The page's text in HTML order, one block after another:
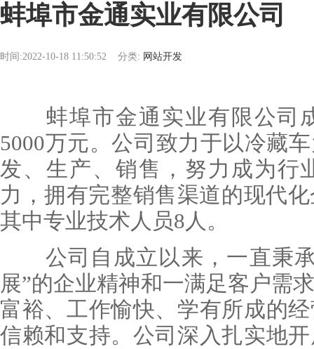
蚌埠市金通实业有限公司
时间:2022-10-18 11:50:52 分类: 网站开发
蚌埠市金通实业有限公司
5000万元。公司致力于以冷藏
发、生产、销售，努力成为行
力，拥有完整销售渠道的现代
其中专业技术人员8人。
公司自成立以来，一直秉承
展”的企业精神和一满足客户需
富裕、工作愉快、学有所成的
信赖和支持。公司深入扎实地